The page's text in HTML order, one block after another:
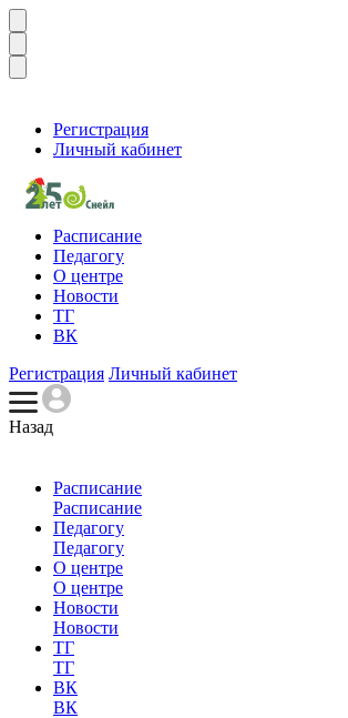
Регистрация
Личный кабинет
Расписание
Педагогу
О центре
Новости
ТГ
ВК
Регистрация Личный кабинет
Назад
Расписание
Расписание
Педагогу
Педагогу
О центре
О центре
Новости
Новости
ТГ
ТГ
ВК
ВК